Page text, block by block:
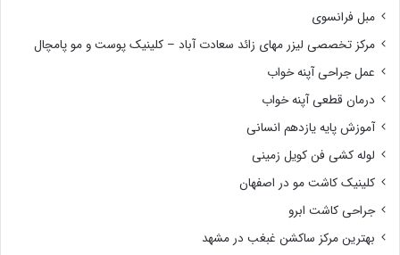
مبل فرانسوی
مرکز تخصصی لیزر مهای زائد سعادت آباد – کلینیک پوست و مو پامچال
عمل جراحی آپنه خواب
درمان قطعی آپنه خواب
آموزش پایه یازدهم انسانی
لوله کشی فن کویل زمینی
کلینیک کاشت مو در اصفهان
جراحی کاشت ابرو
بهترین مرکز ساکشن غبغب در مشهد